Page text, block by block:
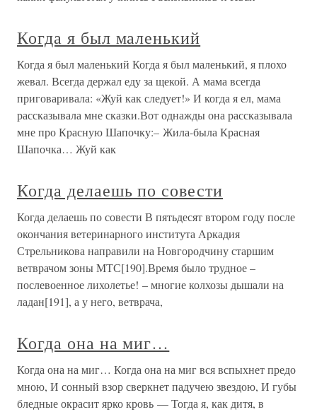
Когда я был маленький
Когда я был маленький Когда я был маленький, я плохо
жевал. Всегда держал еду за щекой. А мама всегда
приговаривала: «Жуй как следует!» И когда я ел, мама
рассказывала мне сказки.Вот однажды она рассказывала
мне про Красную Шапочку:– Жила-была Красная
Шапочка… Жуй как
Когда делаешь по совести
Когда делаешь по совести В пятьдесят втором году после
окончания ветеринарного института Аркадия
Стрельникова направили на Новгородчину старшим
ветврачом зоны МТС[190].Время было трудное –
послевоенное лихолетье! – многие колхозы дышали на
ладан[191], а у него, ветврача,
Когда она на миг…
Когда она на миг… Когда она на миг вся вспыхнет предо
мною, И сонный взор сверкнет падучею звездою, И губы
бледные окрасит ярко кровь — Тогда я, как дитя, в